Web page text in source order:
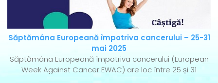
Săptămâna Europeană împotriva cancerului – 25-31
mai 2025
Săptămâna Europeană împotriva cancerului (European
Week Against Cancer EWAC) are loc între 25 și 31